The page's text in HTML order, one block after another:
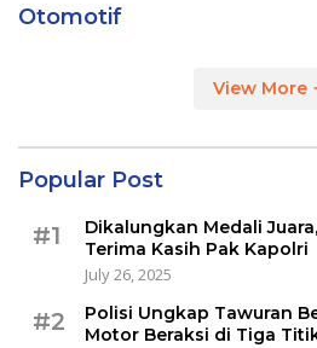
Otomotif
View More
Popular Post
#1
Dikalungkan Medali
Terima Kasih Pak Kapolri
July 26, 2025
#2
Polisi Ungkap Tawuran
Motor Beraksi di Tiga